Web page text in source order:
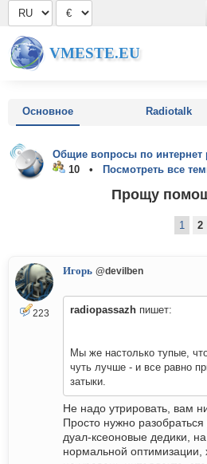
VMESTE.EU
Основное Radiotalk
Общие вопросы по
10 •
Посмотреть все
Прощу
1 2
223
Игорь @devilben
radiopassazh пишет:
Мы же настолько тупые,
чуть лучше - и все равно
затыки.
Не надо утрировать, вам
Просто нужно
дуал-ксеоновые дедики,
нормальной оптимизации,